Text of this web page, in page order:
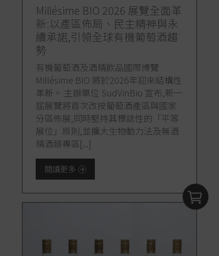
Millésime BIO 2026 展覽全面革
新:以產區佈局、民主精神與永
續承諾,引領全球有機葡萄酒趨
勢
有機葡萄酒及酒精飲品國際博覽
Millésime BIO 將於2026年迎來結構性
革新。 主辦單位 SudVinBio 宣布,新一
屆展覽將首次改按葡萄酒產區與國家
分區佈展,同時堅持其標誌性的「平等
展位」原則,並擴大生物動力法及無酒
精酒類專區[...]
閱讀更多